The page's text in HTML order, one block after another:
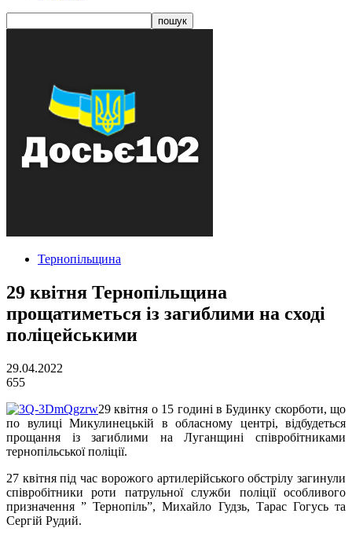
Тернопільщина
29 квітня Тернопільщина
прощатиметься із загиблими на сході
поліцейськими
29.04.2022
655
29 квітня о 15 годині в Будинку скорботи, що
по вулиці Микулинецькій в обласному центрі, відбудеться
прощання із загиблими на Луганщині співробітниками
тернопільської поліції.
27 квітня під час ворожого артилерійського обстрілу загинули
співробітники роти патрульної служби поліції особливого
призначення ” Тернопіль”, Михайло Гудзь, Тарас Гогусь та
Сергій Рудий.